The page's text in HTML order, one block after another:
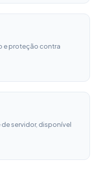
e proteção contra
servidor, disponível